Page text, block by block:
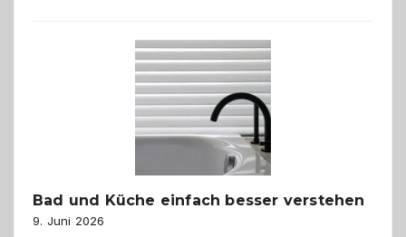
Bad und Küche einfach besser verstehen
9. Juni 2026